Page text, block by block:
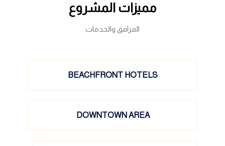
مميزات المشروع
المرافق والخدمات
BEACHFRONT HOTELS
DOWNTOWN AREA